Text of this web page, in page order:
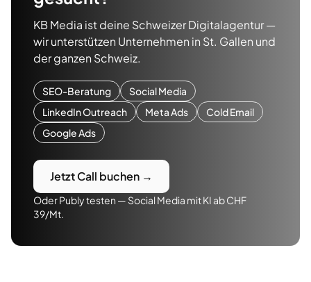
KB Media ist deine Schweizer Digitalagentur —
wir unterstützen Unternehmen in St. Gallen und
der ganzen Schweiz.
SEO-Beratung
Social Media
LinkedIn Outreach
Meta Ads
Cold Email
Google Ads
Jetzt Call buchen →
Oder Publy testen — Social Media mit KI ab CHF
39/Mt.